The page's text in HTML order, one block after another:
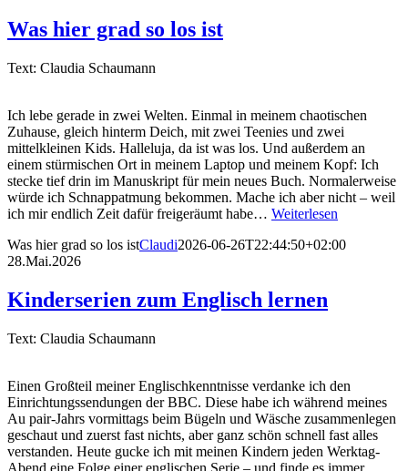
Was hier grad so los ist
Text: Claudia Schaumann
Ich lebe gerade in zwei Welten. Einmal in meinem chaotischen
Zuhause, gleich hinterm Deich, mit zwei Teenies und zwei
mittelkleinen Kids. Halleluja, da ist was los. Und außerdem an
einem stürmischen Ort in meinem Laptop und meinem Kopf: Ich
stecke tief drin im Manuskript für mein neues Buch. Normalerweise
würde ich Schnappatmung bekommen. Mache ich aber nicht – weil
ich mir endlich Zeit dafür freigeräumt habe… Weiterlesen
Was hier grad so los istClaudi2026-06-26T22:44:50+02:00
28.Mai.2026
Kinderserien zum Englisch lernen
Text: Claudia Schaumann
Einen Großteil meiner Englischkenntnisse verdanke ich den
Einrichtungssendungen der BBC. Diese habe ich während meines
Au pair-Jahrs vormittags beim Bügeln und Wäsche zusammenlegen
geschaut und zuerst fast nichts, aber ganz schön schnell fast alles
verstanden. Heute gucke ich mit meinen Kindern jeden Werktag-